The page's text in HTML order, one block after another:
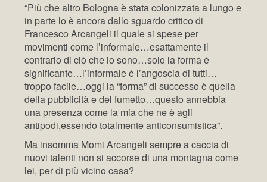
“Più che altro Bologna è stata colonizzata a lungo e
in parte lo è ancora dallo sguardo critico di
Francesco Arcangeli il quale si spese per
movimenti come l’informale…esattamente il
contrario di ciò che io sono…solo la forma è
significante…l’informale è l’angoscia di tutti…
troppo facile…oggi la “forma” di successo è quella
della pubblicità e del fumetto…questo annebbia
una presenza come la mia che ne è agli
antipodi,essendo totalmente anticonsumistica”.
Ma insomma Momi Arcangeli sempre a caccia di
nuovi talenti non si accorse di una montagna come
lei, per di più vicino casa?